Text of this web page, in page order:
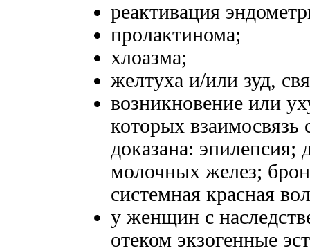
реактивация
пролактинома;
хлоазма;
желтуха и/или зуд,
возникновение или
которых
доказана: эпилепсия;
молочных желез;
системная красная
у женщин с
отеком экзогенные